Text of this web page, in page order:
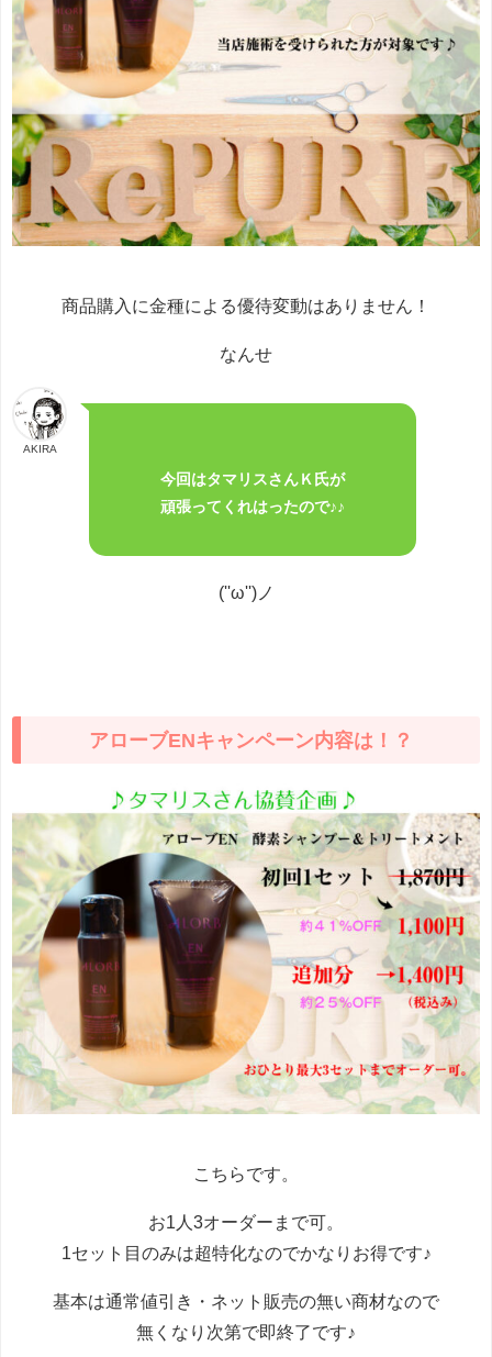
商品購入に金種による優待変動はありません！
なんせ
AKIRA
今回はタマリスさんＫ氏が
頑張ってくれはったので♪♪
(''ω'')ノ
アローブENキャンペーン内容は！？
こちらです。
お1人3オーダーまで可。
1セット目のみは超特化なのでかなりお得です♪
基本は通常値引き・ネット販売の無い商材なので
無くなり次第で即終了です♪